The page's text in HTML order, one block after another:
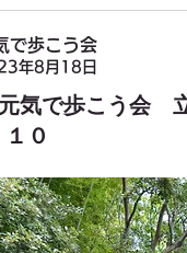
で歩こう会
年8月18日
気で歩こう会
０